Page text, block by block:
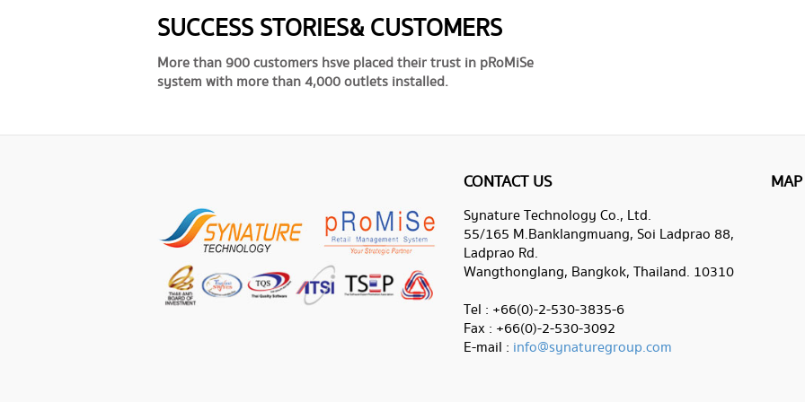
SUCCESS STORIES & CUSTOMERS
More than 900 customers hsve placed their trust in pRoMiSe
system with more than 4,000 outlets installed.
CONTACT US
Synature Technology Co., Ltd.
55/165 M.Banklangmuang, Soi Ladprao 88,
Ladprao Rd.
Wangthonglang, Bangkok, Thailand. 10310
Tel : +66(0)-2-530-3835-6
Fax : +66(0)-2-530-3092
E-mail : info@synaturegroup.com
MAP